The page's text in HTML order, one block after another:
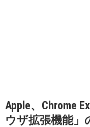
Apple、Chrome
ウザ拡張機能」